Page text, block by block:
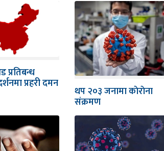
प्रतिबन्ध
प्रहरी दमन
थप २०३ जनामा काेराेना
संक्रमण